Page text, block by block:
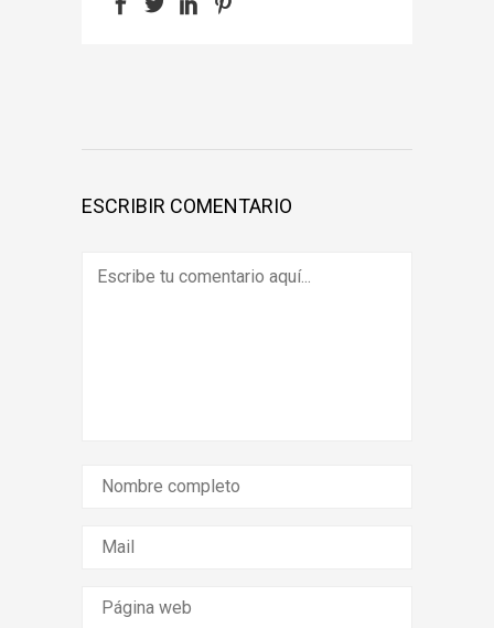
ESCRIBIR COMENTARIO